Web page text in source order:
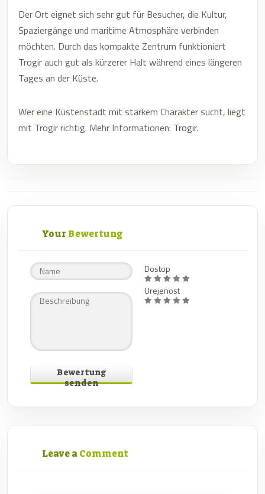
Der Ort eignet sich sehr gut für Besucher, die Kultur,
Spaziergänge und maritime Atmosphäre verbinden
möchten. Durch das kompakte Zentrum funktioniert
Trogir auch gut als kürzerer Halt während eines längeren
Tages an der Küste.
Wer eine Küstenstadt mit starkem Charakter sucht, liegt
mit Trogir richtig. Mehr Informationen: Trogir.
Your Bewertung
Bewertung
senden
Dostop
Urejenost
Leave aComment